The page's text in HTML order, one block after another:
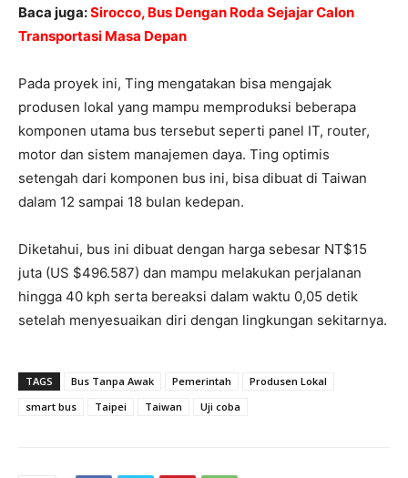
Baca juga:Sirocco, Bus Dengan Roda Sejajar Calon
Transportasi Masa Depan
Pada proyek ini, Ting mengatakan bisa mengajak
produsen lokal yang mampu memproduksi beberapa
komponen utama bus tersebut seperti panel IT, router,
motor dan sistem manajemen daya. Ting optimis
setengah dari komponen bus ini, bisa dibuat di Taiwan
dalam 12 sampai 18 bulan kedepan.
Diketahui, bus ini dibuat dengan harga sebesar NT$15
juta (US $496.587) dan mampu melakukan perjalanan
hingga 40 kph serta bereaksi dalam waktu 0,05 detik
setelah menyesuaikan diri dengan lingkungan sekitarnya.
TAGS Bus Tanpa Awak Pemerintah
Produsen Lokal
smart bus
Taipei Taiwan Uji coba